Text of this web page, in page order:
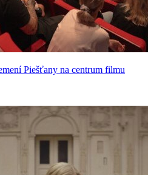
Piešťany na centrum filmu